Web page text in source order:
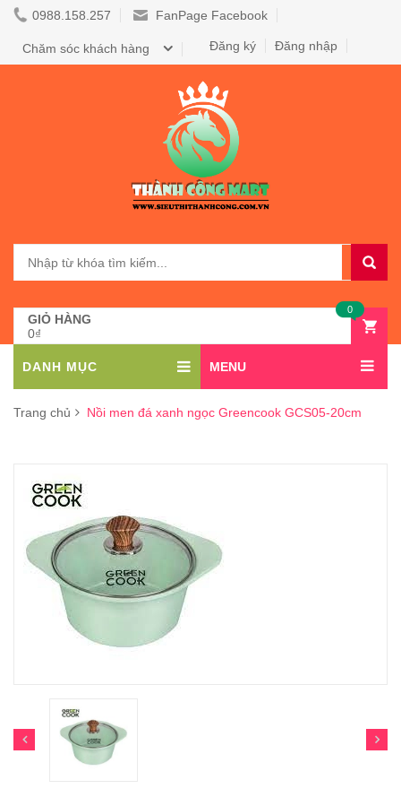
0988.158.257 FanPage Facebook
Đăng nhập
Đăng ký
Chăm sóc khách hàng
GIỎ HÀNG
0₫
0
DANH MỤC MENU
Trang chủ Nồi men đá xanh ngọc Greencook GCS05-20cm